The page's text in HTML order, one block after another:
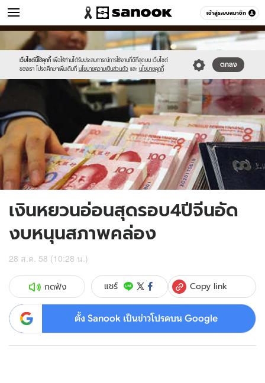
เข้าสู่ระบบสมาชิก
ข่าว หมวดอื่นๆ
เว็บไซต์นี้ใช้คุกกี้ เพื่อให้ท่านได้รับประสบการณ์การใช้งานที่ดีที่สุดบน เว็บไซต์
ของเรา โปรดศึกษาเพิ่มเติมที่ นโยบายความเป็นส่วนตัว และ นโยบายคุกกี้
ตกลง
Sanook
//s.isanook.com/sr/0/images/logo-
new-
sanook.png
//s.isanook.com/ns/0/ud/371/1855698/642110-
01.jpg
เงินหยวนอ่อนสุดรอบ4ปีจีนอัด
งบหนุนสภาพคล่อง
28 ส.ค. 58 (10:28 น.)
กดฟัง แชร์ Copy link
ตั้ง Sanook เป็นข่าวโปรดบน Google